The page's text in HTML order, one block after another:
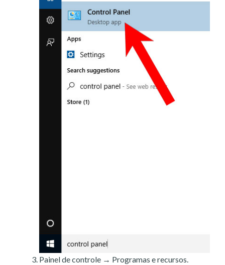
Painel de controle → Programas e recursos.